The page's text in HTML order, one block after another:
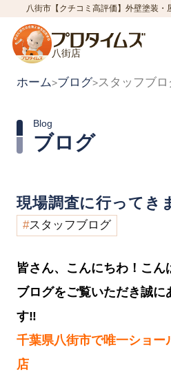
八街市【クチコミ高評価】外壁塗装
八街店
ホーム>ブログ>スタッフブロ
ブログ
Blog
現場調査に行ってき
スタッフブログ
皆さん、こんにちわ！こん
ブログをご覧いただき誠に
す‼︎
千葉県八街市で唯一ショー
店